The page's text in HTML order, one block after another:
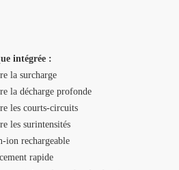
intégrée :
la surcharge
la décharge profonde
les courts-circuits
les surintensités
ion rechargeable
rapide